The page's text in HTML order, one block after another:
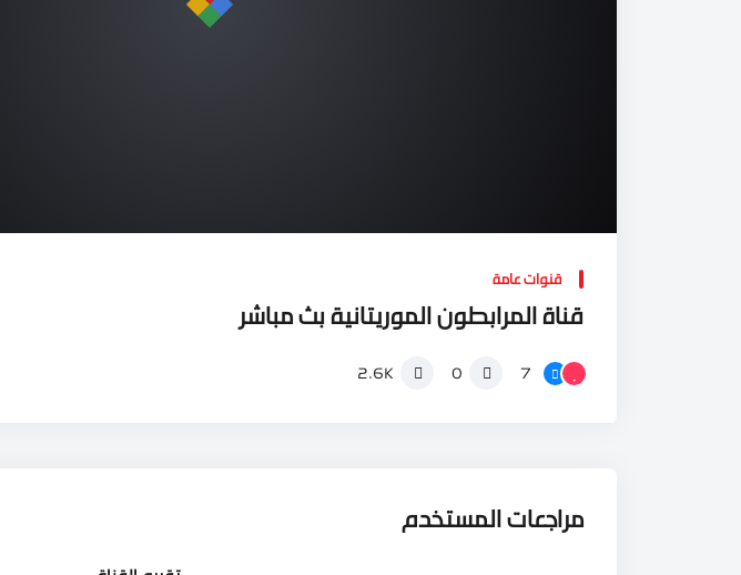
قنوات عامة
قناة المرابطون الموريتانية بث مباشر
7
0
2.6K
مراجعات المستخدم